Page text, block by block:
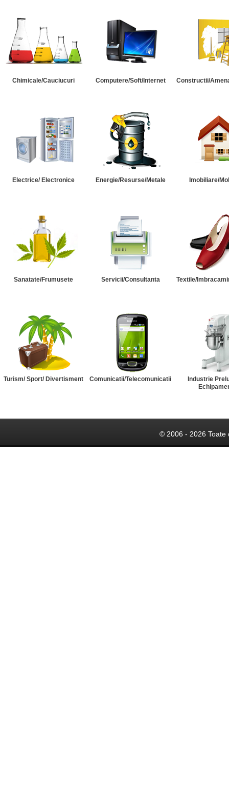
Chimicale/Cauciucuri Computere/Soft/Internet Constructii/
Electrice/ Electronice Energie/Resurse/Metale Imobiliare/
Sanatate/Frumusete Servicii/Consultanta Textile/
Turism/ Sport/ Divertisment Comunicatii/Telecomunicatii
Industrie
© 2006 - 2026